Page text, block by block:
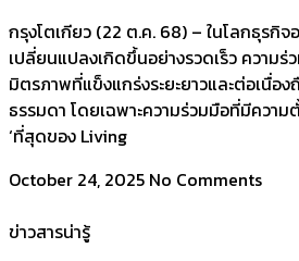
กรุงโตเกียว (22 ต.ค. 68) – ในโลกธุรกิ
เปลี่ยนแปลงเกิดขึ้นอย่างรวดเร็ว ความร่
มิตรภาพที่แข็งแกร่งระยะยาวและต่อเนื่อ
ธรรมดา โดยเฉพาะความร่วมมือที่มีควา
‘ที่สุดของ Living
October 24, 2025 No Comments
ข่าวสารน่ารู้